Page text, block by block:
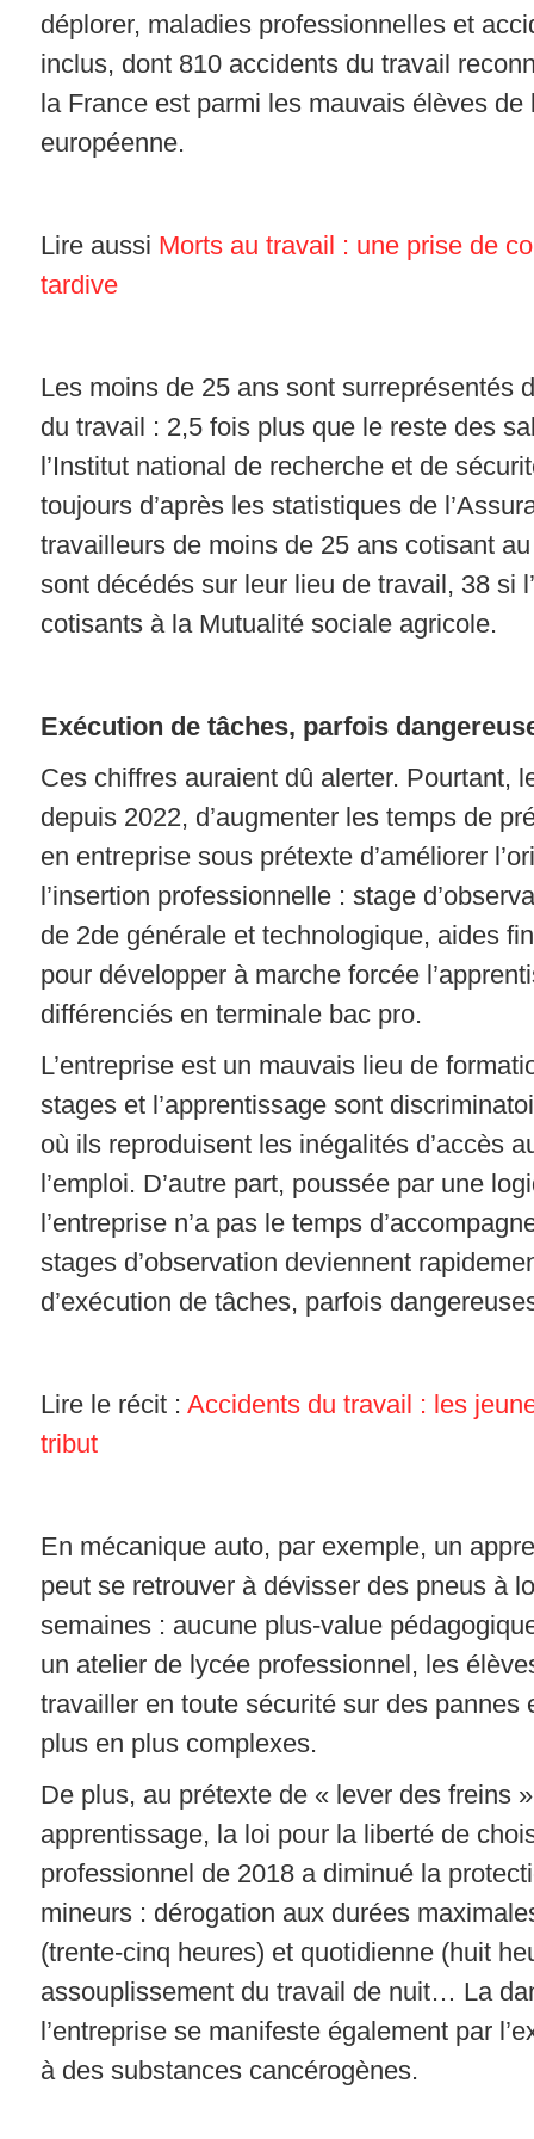
déplorer, maladies professionnelles et
inclus, dont 810 accidents du travail
la France est parmi les mauvais élèves de
européenne.
Lire aussi Morts au travail : une prise de
tardive
Les moins de 25 ans sont surreprésentés
du travail : 2,5 fois plus que le reste des
l’Institut national de recherche et de
toujours d’après les statistiques de
travailleurs de moins de 25 ans cotisant
sont décédés sur leur lieu de travail, 38 si
cotisants à la Mutualité sociale agricole.
Exécution de tâches, parfois
Ces chiffres auraient dû alerter. Pourtant,
depuis 2022, d’augmenter les temps de
en entreprise sous prétexte d’améliorer
l’insertion professionnelle : stage
de 2de générale et technologique, aides
pour développer à marche forcée
différenciés en terminale bac pro.
L’entreprise est un mauvais lieu de
stages et l’apprentissage sont
où ils reproduisent les inégalités d’accès
l’emploi. D’autre part, poussée par une
l’entreprise n’a pas le temps
stages d’observation deviennent
d’exécution de tâches, parfois
Lire le récit : Accidents du travail : les
tribut
En mécanique auto, par exemple, un
peut se retrouver à dévisser des pneus à
semaines : aucune plus-value
un atelier de lycée professionnel, les
travailler en toute sécurité sur des pannes
plus en plus complexes.
De plus, au prétexte de « lever des freins
apprentissage, la loi pour la liberté de
professionnel de 2018 a diminué la
mineurs : dérogation aux durées
(trente-cinq heures) et quotidienne (huit
assouplissement du travail de nuit… La
l’entreprise se manifeste également par
à des substances cancérogènes.